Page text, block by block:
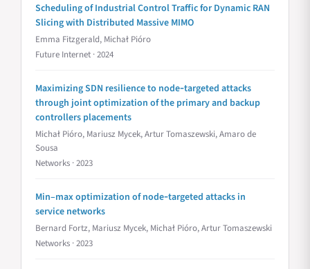
Scheduling of Industrial Control Traffic for Dynamic RAN
Slicing with Distributed Massive MIMO
Emma Fitzgerald, Michał Pióro
Future Internet · 2024
Maximizing SDN resilience to node‐targeted attacks
through joint optimization of the primary and backup
controllers placements
Michał Pióro, Mariusz Mycek, Artur Tomaszewski, Amaro de
Sousa
Networks · 2023
Min–max optimization of node‐targeted attacks in
service networks
Bernard Fortz, Mariusz Mycek, Michał Pióro, Artur Tomaszewski
Networks · 2023